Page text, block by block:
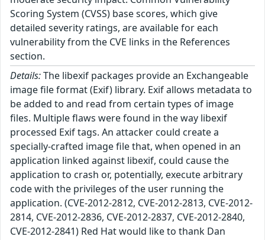
Scoring System (CVSS) base scores, which give
detailed severity ratings, are available for each
vulnerability from the CVE links in the References
section.
Details:The libexif packages provide an Exchangeable
image file format (Exif) library. Exif allows metadata to
be added to and read from certain types of image
files. Multiple flaws were found in the way libexif
processed Exif tags. An attacker could create a
specially-crafted image file that, when opened in an
application linked against libexif, could cause the
application to crash or, potentially, execute arbitrary
code with the privileges of the user running the
application. (CVE-2012-2812, CVE-2012-2813, CVE-2012-
2814, CVE-2012-2836, CVE-2012-2837, CVE-2012-2840,
CVE-2012-2841) Red Hat would like to thank Dan